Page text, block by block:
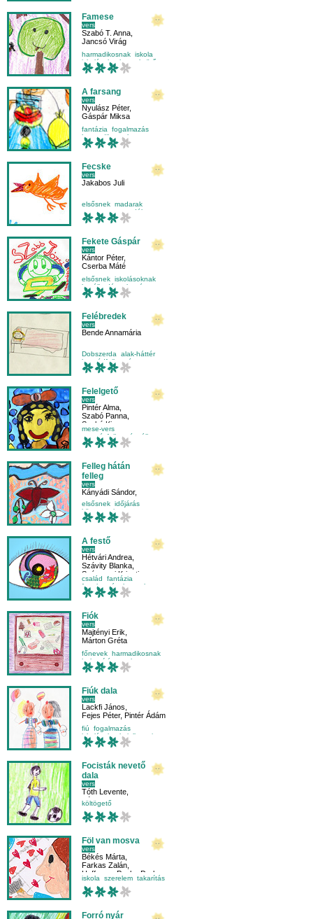
Famese
vers
Szabó T. Anna
Jancsó Virág
harmadikosnak iskola
iskolásoknak nyelvtörő
A farsang
vers
Nyulász Péter,
Gáspár Miksa
fantázia
fogalmazás
harmadikosnak
Fecske
vers
Jakabos Juli
elsősnek madarak
mese-vers
mondóka
Fekete Gáspár
vers
Kántor Péter,
Cserba Máté
elsősnek iskolásoknak
lustálkodás
olvasás
Felébredek
vers
Bende Annamária
Dobszerda
alak-háttér
beszédfejlesztés
olvasás-szövegértés
Felelgető
vers
Pintér Alma
Szabó Panna
Szabó Kinga
mese-vers
mozgásfejlesztés
állat
óvodásnak
Felleg hátán
felleg
vers
Kányádi Sándor,
Mayer Manda
Bozsányi Beáta
elsősnek időjárás
környezetismeret
külső világ-környezet
A festő
vers
Hétvári Andrea
Szávity Blanka
Szárnyasi Krisztina
család
fantázia
fogalmazás
hangulat
Fiók
vers
Majtényi Erik
Márton Gréta
főnevek harmadikosnak
helyesírás
nyelvtan
Fiúk dala
vers
Lackfi János
Fejes Péter, Pintér Ádám
fiú
fogalmazás
iskolásoknak jellemrajz
Focisták nevető
dala
vers
Tóth Levente
Tóth Norbert
költögető
Föl van mosva
vers
Békés Márta
Farkas Zalán
Hoffmann Panka Dorka
iskola szerelem takarítás
Forró nyár